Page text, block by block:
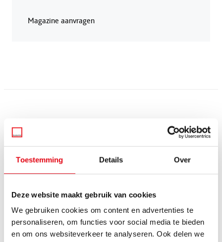
Toestemming Details Over
Deze website maakt gebruik van cookies
We gebruiken cookies om content en advertenties te
personaliseren, om functies voor social media te bieden
en om ons websiteverkeer te analyseren. Ook delen we
Magazine aanvragen
Andere keukens